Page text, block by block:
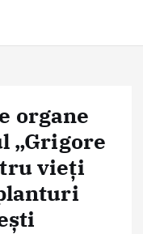
organe
„Grigore
vieți